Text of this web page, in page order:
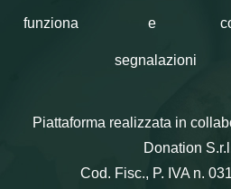
funziona e
segnalazioni
Piattaforma realizzata in
Donation
Cod. Fisc., P. IVA n.